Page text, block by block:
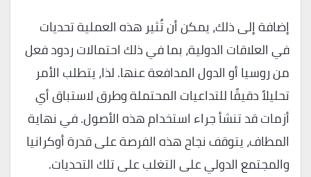
إضافة إلى ذلك، يمكن أن تُثير هذه العملية تحديات
في العلاقات الدولية، بما في ذلك احتمالات ردود فعل
من روسيا أو الدول المدافعة عنها. لذا، يتطلب الأمر
تحليلاً دقيقًا للتداعيات المحتملة وطرق لاستباق أي
أزمات قد تنشأ جراء استخدام هذه الأصول. في نهاية
المطاف، يتوقف نجاح هذه الفرصة على قدرة أوكرانيا
والمجتمع الدولي على التغلب على تلك التحديات.